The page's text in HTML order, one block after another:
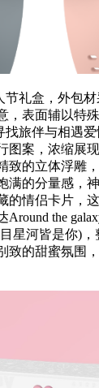
节礼盒，外包
，表面辅以特
找旅伴与相遇
图案，浓缩展
致的立体浮雕
满的分量感，
的情侣卡片，
the
目星河皆是你)
致的甜蜜氛围